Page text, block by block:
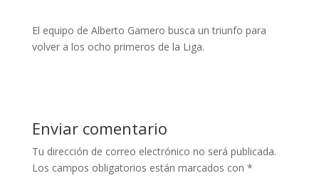
El equipo de Alberto Gamero busca un triunfo para
volver a los ocho primeros de la Liga.
Enviar comentario
Tu dirección de correo electrónico no será publicada.
Los campos obligatorios están marcados con *